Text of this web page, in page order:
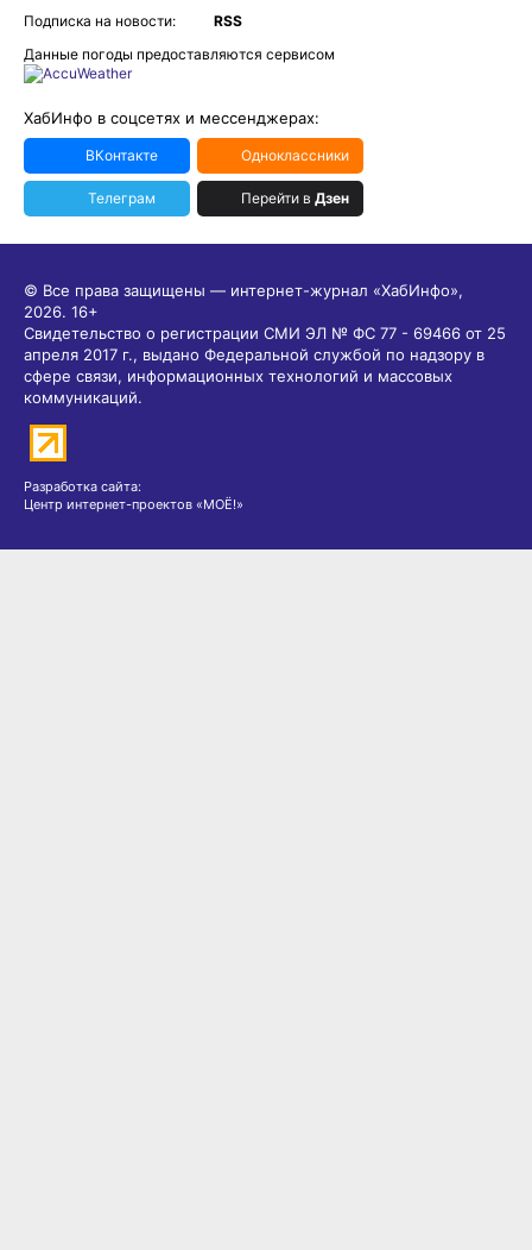
Подписка на новости:
RSS
Данные погоды предоставляются сервисом
ХабИнфо в соцсетях и мессенджерах:
ВКонтакте Одноклассники
Телеграм Перейти в Дзен
© Все права защищены — интернет-журнал «ХабИнфо»,
2026. 16+
Свидетельство о регистрации СМИ ЭЛ № ФС 77 - 69466 от 25
апреля 2017 г., выдано Федеральной службой по надзору в
сфере связи, информационных технологий и массовых
коммуникаций.
Разработка сайта:
Центр интернет-проектов «МОЁ!»